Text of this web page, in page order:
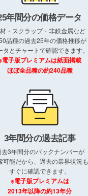
年間分の価格データ
・スクラップ・非鉄金属など
品種の過去25年の価格推移が
タとチャートで確認できます。
電子版プレミアムは紙面掲載
ほぼ全品種の約240品種
3年間分の過去記事
去3年間分のバックナンバーが
可能だから、過去の業界状況も
すぐに確認できます。
※電子版プレミアムは
2013年以降の約13年分